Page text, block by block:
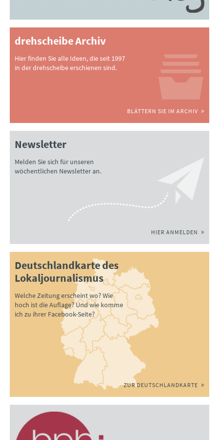
drehscheibe Archiv
Hier finden Sie alle Ideen, die seit 1997
in der drehscheibe erschienen sind.
BLÄTTERN SIE IM ARCHIV
Newsletter
Melden Sie sich für unseren
wöchentlichen Newsletter an.
HIER ANMELDEN
Deutschlandkarte des
Lokaljournalismus
Welche Zeitung erscheint wo? Wie
hoch ist die Auflage? Und wie komme
ich zu ihrer Facebook-Seite?
ZUR DEUTSCHLANDKARTE